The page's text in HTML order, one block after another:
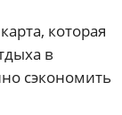
которая
в
сэкономить